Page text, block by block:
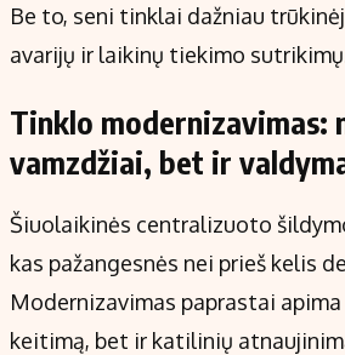
Be to, seni tinklai dažniau
avarijų ir laikinų tiekimo
Tinklo modernizavimas:
vamzdžiai, bet ir
Šiuolaikinės centralizuoto
kas pažangesnės nei prieš kelis
Modernizavimas paprastai
keitimą, bet ir katilinių